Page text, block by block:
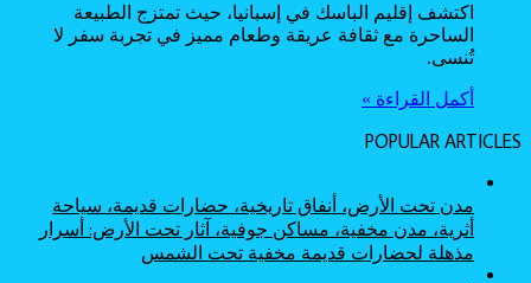
اكتشف إقليم الباسك في إسبانيا، حيث تمتزج الطبيعة
الساحرة مع ثقافة عريقة وطعام مميز في تجربة سفر لا
تُنسى.
أكمل القراءة »
POPULAR ARTICLES
مدن تحت الأرض، أنفاق تاريخية، حضارات قديمة، سياحة
أثرية، مدن مخفية، مساكن جوفية، آثار تحت الأرض: أسرار
مذهلة لحضارات قديمة مخفية تحت الشمس